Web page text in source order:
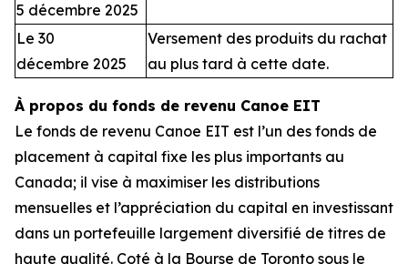
5 décembre 2025
Le 30
décembre 2025
Versement des produits du rachat
au plus tard à cette date.
À propos du fonds de revenu Canoe EIT
Le fonds de revenu Canoe EIT est l’un des fonds de
placement à capital fixe les plus importants au
Canada; il vise à maximiser les distributions
mensuelles et l’appréciation du capital en investissant
dans un portefeuille largement diversifié de titres de
haute qualité. Coté à la Bourse de Toronto sous le